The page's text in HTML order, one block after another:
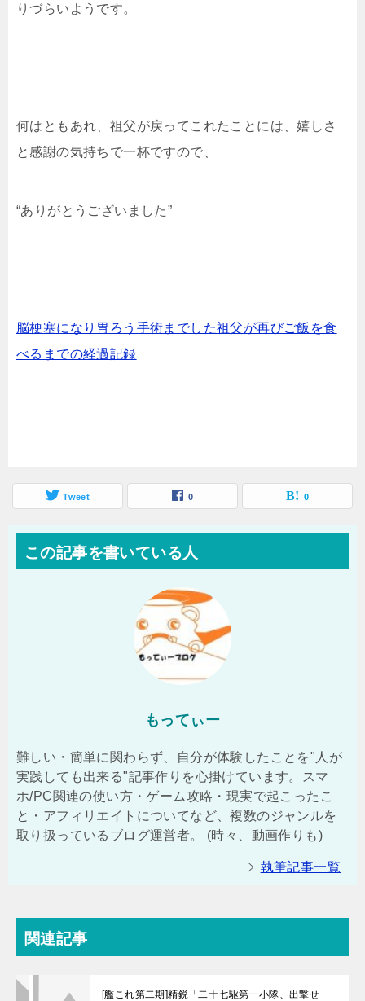
りづらいようです。
何はともあれ、祖父が戻ってこれたことには、嬉しさ
と感謝の気持ちで一杯ですので、
“ありがとうございました”
脳梗塞になり胃ろう手術までした祖父が再びご飯を食
べるまでの経過記録
Tweet 0 0
この記事を書いている人
もってぃー
難しい・簡単に関わらず、自分が体験したことを"人が
実践しても出来る"記事作りを心掛けています。スマ
ホ/PC関連の使い方・ゲーム攻略・現実で起こったこ
と・アフィリエイトについてなど、複数のジャンルを
取り扱っているブログ運営者。 (時々、動画作りも)
執筆記事一覧
関連記事
[艦これ第二期]精鋭「二十七駆第一小隊、出撃せ